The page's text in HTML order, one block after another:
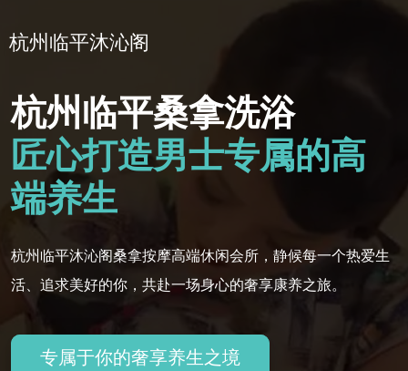
杭州临平沐沁阁
杭州临平桑拿洗浴
匠心打造男士专属的高
端养生
杭州临平沐沁阁桑拿按摩高端休闲会所，静候每一个热爱生
活、追求美好的你，共赴一场身心的奢享康养之旅。
专属于你的奢享养生之境